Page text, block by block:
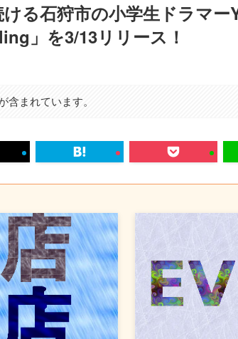
る石狩市の小学生ドラマー
」を3/13リリース！
含まれています。